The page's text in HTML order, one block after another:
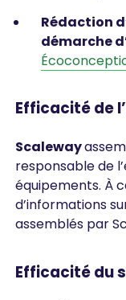
Rédaction
démarche
Efficacité de
Scaleway
responsable de
équipements. À
d’informations
assemblés par
Efficacité du